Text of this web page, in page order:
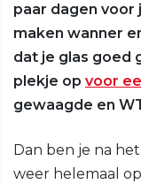
paar dagen voor
maken wanner
dat je glas goed
plekje op voor
gewaagde en
Dan ben je na
weer helemaal